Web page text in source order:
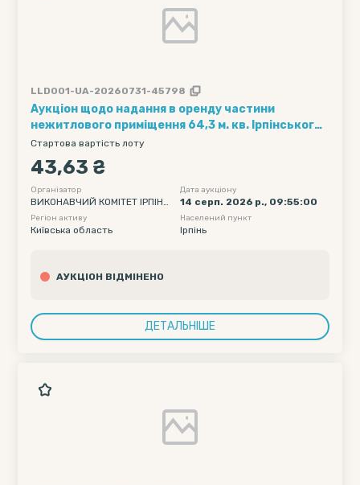
LLD001-UA-20260731-45798
Аукціон щодо надання в оренду частини
нежитлового приміщення 64,3 м. кв. Ірпінського
ліцею №3., за адресою: вул. Северинівська,
129А, м. Ірпінь.
Стартова вартість лоту
43,63 ₴
Організатор
ВИКОНАВЧИЙ КОМІТЕТ ІРПІНС
ЬКОЇ МІСЬКОЇ РАДИ
Дата аукціону
14 серп. 2026 р., 09:55:00
Регіон активу
Київська область
Населений пункт
Ірпінь
АУКЦІОН ВІДМІНЕНО
ДЕТАЛЬНІШЕ